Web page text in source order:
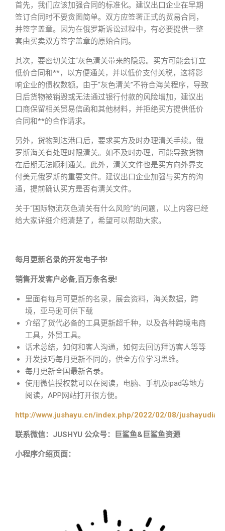
首先，我们应该加强合同的标准化。建议出口企业在早期
签订合同时不要贪图简单。双方应签署正式的贸易合同，
并签字盖章。因为在俄罗斯诉讼过程中，有必要提供一整
套由买卖双方签字盖章的原始合同。
其次，要密切关注“灰色清关带来的隐患。买方可能会订立
低价合同和**，以方便通关，并以低价支付关税，这将影
响企业的债权数额。由于“灰色清关”不符合海关程序，导致
日后货物被销毁或无法通过银行付款的风险增加，建议出
口商保留相关贸易信函和其他材料，并拒绝买方提供低价
合同和**的合作请求。
另外，货物到达港口后，要求买方及时办理清关手续。俄
罗斯海关有处理时限清关。如不及时办理，可能导致货物
在后期无法顺利通关。此外，清关文件也是买方向外界支
付美元俄罗斯的重要文件。建议出口企业加强与买方的沟
通，提前确认买方是否有清关文件。
关于“国际物流灰色清关有什么风险”的问题，以上内容已经
给大家详细介绍清楚了，希望可以帮助大家。
每月更新名录的开发电子书!
销售开发客户必备,百万条名录!
里面有每月可更新的名录，展会资料，海关数据，跨
境，亚马逊可供下载
介绍了货代必备的工具更新超千种，以及各种跨境电商
工具，外贸工具。
话术总结，如何和客人沟通，如何去回访拜访客人等等
开发技巧每月更新不同的，供全方位学习思维。
每月更新全国最新名录。
使用微信授权就可以在阅读，电脑、手机及ipad等地方
阅读，APP网站打开很方便。
http://www.jushayu.cn/index.php/2022/02/08/
联系微信：JUSHYU 公众号：巨鲨鱼&巨鲨鱼资源
小程序介绍页面：